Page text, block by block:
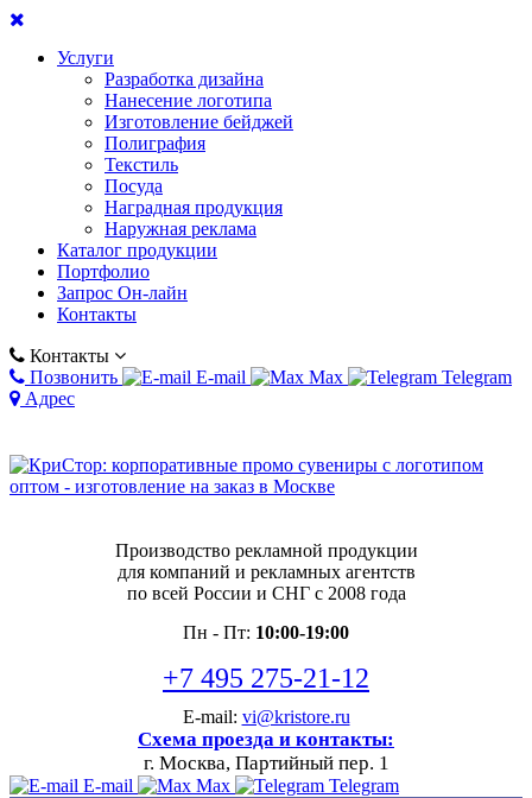
Услуги
Разработка дизайна
Нанесение логотипа
Изготовление бейджей
Полиграфия
Текстиль
Посуда
Наградная продукция
Наружная реклама
Каталог продукции
Портфолио
Запрос Он-лайн
Контакты
Контакты
Позвонить
E-mail Max
Telegram
Адрес
Производство рекламной продукции
для компаний и рекламных агентств
по всей России и СНГ с 2008 года
Пн - Пт: 10:00-19:00
+7 495 275-21-12
E-mail: vi@kristore.ru
Схема проезда и контакты:
г. Москва, Партийный пер. 1
E-mail Max Telegram